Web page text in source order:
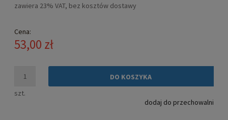
zawiera 23% VAT, bez kosztów dostawy
Cena:
53,00 zł
szt.
DO KOSZYKA
dodaj do przechowalni